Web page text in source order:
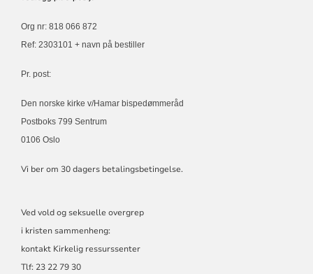
Org nr: 818 066 872
Ref: 2303101 + navn på bestiller
Pr. post:
Den norske kirke v/Hamar bispedømmeråd
Postboks 799 Sentrum
0106 Oslo
Vi ber om 30 dagers betalingsbetingelse.
Ved vold og seksuelle overgrep
i kristen sammenheng:
kontakt Kirkelig ressurssenter
Tlf: 23 22 79 30